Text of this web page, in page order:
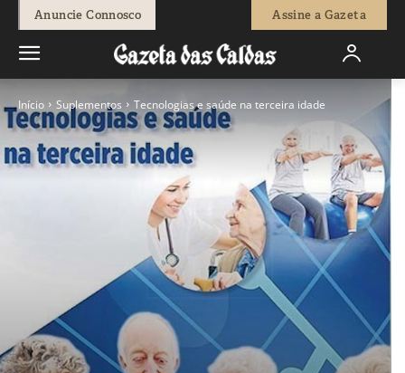
Anuncie Connosco Assine a Gazeta
Início Suplementos Tecnologias e saúde na terceira idade